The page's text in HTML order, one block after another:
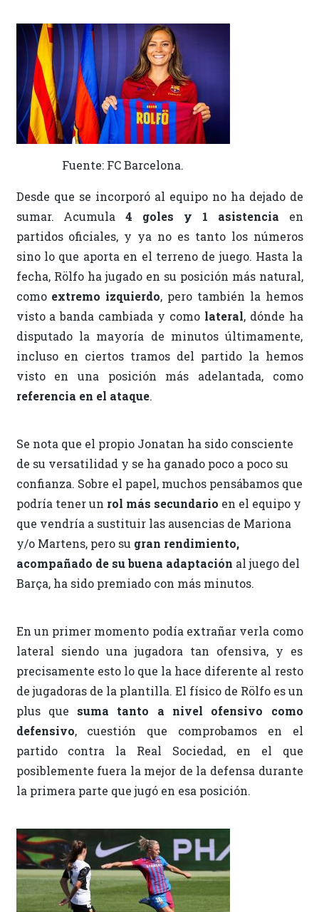
Fuente: FC Barcelona.
Desde que se incorporó al equipo no ha dejado de
sumar. Acumula4 goles y 1 asistencia en
partidos oficiales, y ya no es tanto los números
sino lo que aporta en el terreno de juego. Hasta la
fecha, Rölfo ha jugado en su posición más natural,
comoextremo izquierdo, pero también la hemos
visto a banda cambiada y como lateral, dónde ha
disputado la mayoría de minutos últimamente,
incluso en ciertos tramos del partido la hemos
visto en una posición más adelantada, como
referencia en el ataque.
Se nota que el propio Jonatan ha sido consciente
de su versatilidad y se ha ganado poco a poco su
confianza. Sobre el papel, muchos pensábamos que
podría tener un rol más secundario en el equipo y
que vendría a sustituir las ausencias de Mariona
y/o Martens, pero su gran rendimiento,
acompañado de su buena adaptación al juego del
Barça, ha sido premiado con más minutos.
En un primer momento podía extrañar verla como
lateral siendo una jugadora tan ofensiva, y es
precisamente esto lo que la hace diferente al resto
de jugadoras de la plantilla. El físico de Rölfo es un
plus que suma tanto a nivel ofensivo como
defensivo, cuestión que comprobamos en el
partido contra la Real Sociedad, en el que
posiblemente fuera la mejor de la defensa durante
la primera parte que jugó en esa posición.